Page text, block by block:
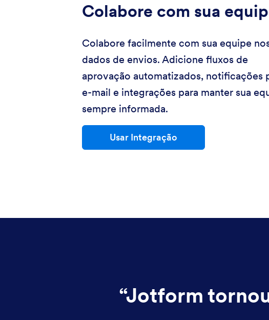
Colabore com sua
Colabore facilmente com sua equipe
dados de envios. Adicione fluxos de
aprovação automatizados, notificações
e-mail e integrações para manter sua
sempre informada.
Usar Integração
“Jotform